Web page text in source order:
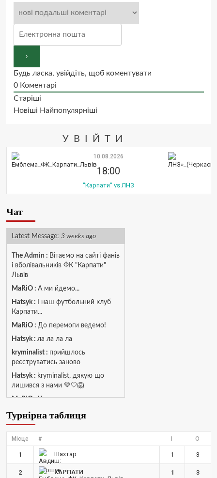
Будь ласка, увійдіть, щоб коментувати
0Коментарі
Старіші
Новіші Найпопулярніші
УВІЙТИ
10.08.2026
18:00
"Карпати" vs ЛНЗ
Чат
Latest Message: 3 weeks ago
The Admin : Вітаємо на сайті фанів
і вболівальників ФК "Карпати"
Львів
MaRiO : А ми йдемо...
Hatsyk :
І наш футбольний клуб
Карпати...
MaRiO : До перемоги ведемо!
Hatsyk : ла ла ла ла
kryminalist : прийшлось
реєструватись заново
Hatsyk : kryminalist, дякую що
лишився з нами 💚🤍🦁
MaRiO :Чат потрохи оживає, то
MaRiO :
Знов у клубі бардак...
Hatsyk :
Все буде добре
Torsida_LEMBERG_1963 :
привіт, знову з вами)
Hatsyk :
Torsida_LEMBERG_1963 ,
Турнірна таблиця
Місце # І О
1 Шахтар 1 3
2 КАРПАТИ 1 3